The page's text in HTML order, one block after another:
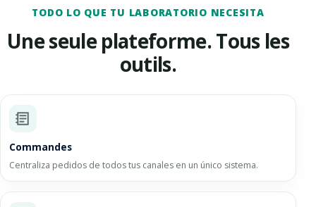
TODO LO QUE TU LABORATORIO NECESITA
Une seule plateforme. Tous les
outils.
Commandes
Centraliza pedidos de todos tus canales en un único sistema.